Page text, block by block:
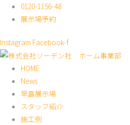
ス
キ
0120-1156-48
展示場予約
Instagram Facebook-f
HOME
News
早島展示場
スタッフ紹介
施工例